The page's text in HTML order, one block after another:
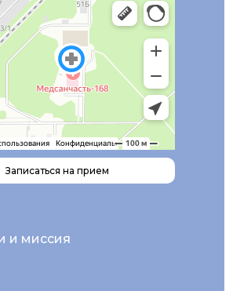
и миссия
Записаться на прием